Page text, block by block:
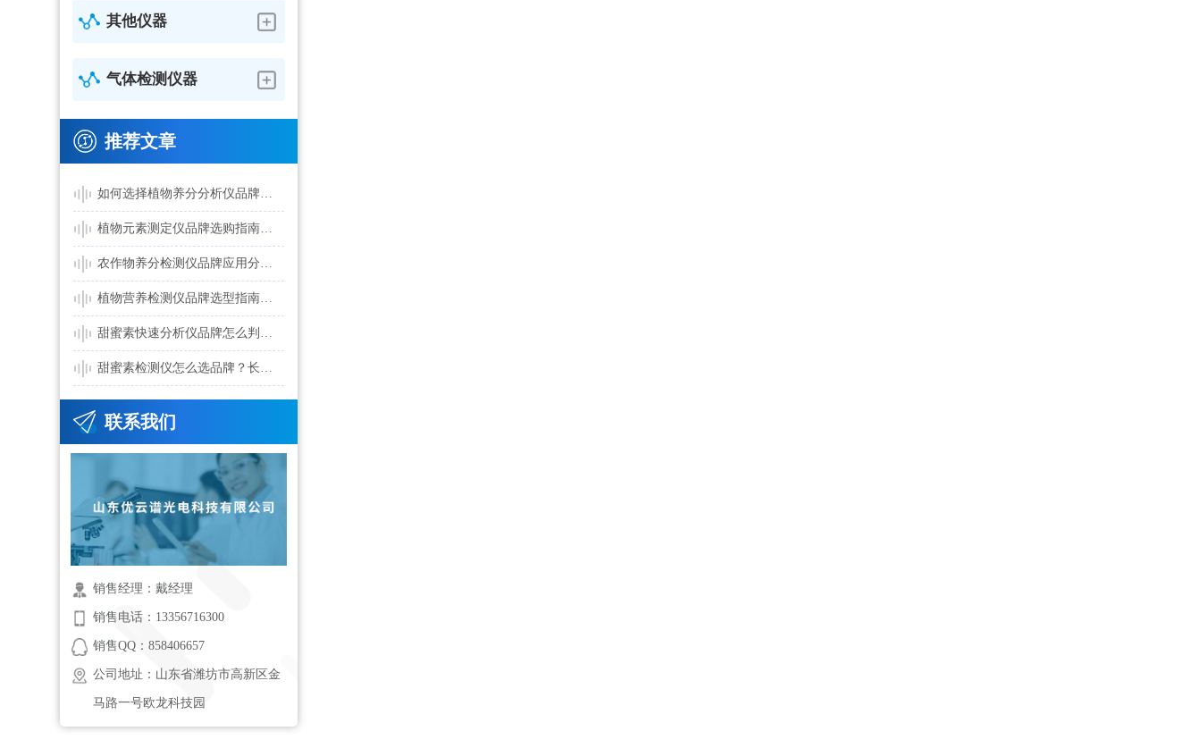
其他仪器
气体检测仪器
推荐文章
如何选择植物养分分析仪品牌？常见疑问全面解答
植物元素测定仪品牌选购指南：检测项目与参数配置分析
农作物养分检测仪品牌应用分析：农业检测设备如何长期稳定运行
植物营养检测仪品牌选型指南：精准施肥与生态监测应用分析
甜蜜素快速分析仪品牌怎么判断可靠性？食品检测应用全面解析
甜蜜素检测仪怎么选品牌？长期稳定运行需要关注哪些细节
联系我们
销售经理：戴经理
销售电话：13356716300
销售QQ：858406657
公司地址：山东省潍坊市高新区金
马路一号欧龙科技园